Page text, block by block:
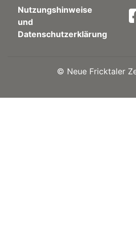
Nutzungshinweise
und
Datenschutzerklärung
© Neue Fricktaler